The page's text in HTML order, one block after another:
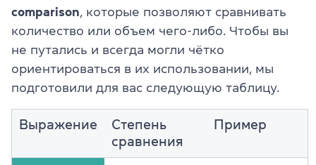
comparison, которые позволяют сравнивать
количество или объем чего-либо. Чтобы вы
не путались и всегда могли чётко
ориентироваться в их использовании, мы
подготовили для вас следующую таблицу.
Выражение
Степень
сравнения
Пример